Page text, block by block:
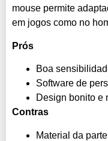
mouse permite
em jogos como no
Prós
Boa
Software de
Design bonito e
Contras
Material da